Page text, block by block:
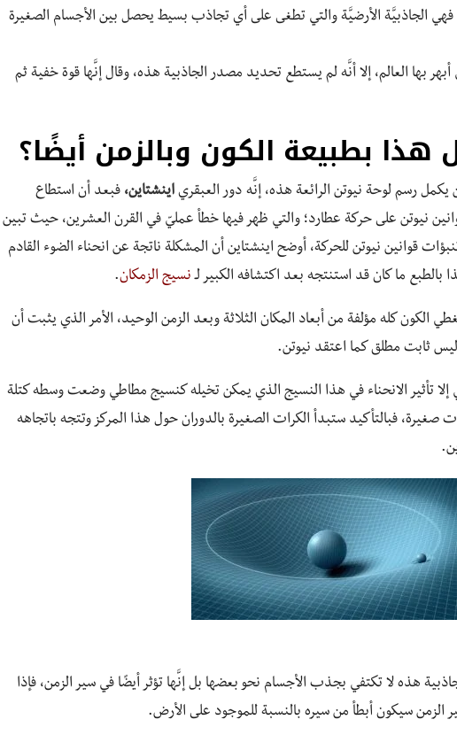
فهي الجاذبيَّة الأرضيَّة والتي تطغى على أي تجاذب بسيط يحصل بين الأجسام الصغيرة
بها العالم، إلا أنَّه لم يستطع تحديد مصدر الجاذبية هذه، وقال إنَّها قوة خفية ثم
هذا بطبيعة الكون وبالزمن أيضًا؟
رسم لوحة نيوتن الرائعة هذه، إنَّه دور العبقري اينشتاين، فبعد أن استطاع
نيوتن على حركة عطارد؛ والتي ظهر فيها خطأ عمليّ في القرن العشرين، حيث تبين
قوانين نيوتن للحركة، أوضح اينشتاين أن المشكلة ناتجة عن انحناء الضوء القادم
بالطبع ما كان قد استنتجه بعد اكتشافه الكبير لـ نسيج الزمكان.
الكون كله مؤلفة من أبعاد المكان الثلاثة وبعد الزمن الوحيد، الأمر الذي يثبت أن
ثابت مطلق كما اعتقد نيوتن.
إلا تأثير الانحناء في هذا النسيج الذي يمكن تخيله كنسيج مطاطي وضعت وسطه كتلة
فبالتأكيد ستبدأ الكرات الصغيرة بالدوران حول هذا المركز وتتجه باتجاهه
هذه لا تكتفي بجذب الأجسام نحو بعضها بل إنَّها تؤثر أيضًا في سير الزمن، فإذا
الزمن سيكون أبطأ من سيره بالنسبة للموجود على الأرض.